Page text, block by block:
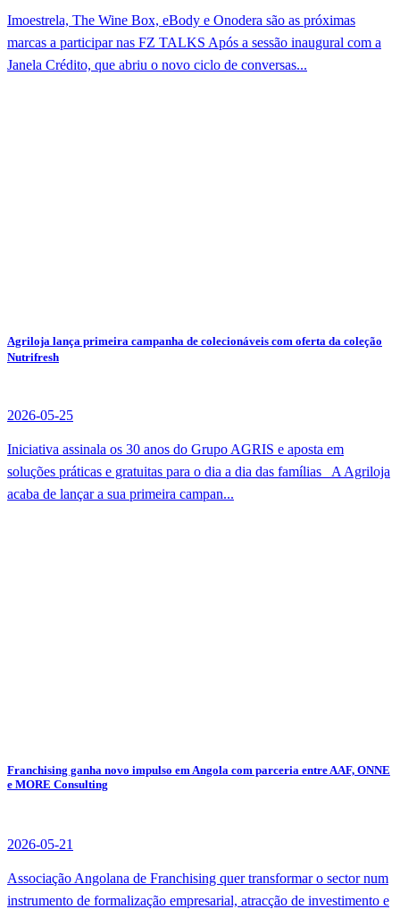
Imoestrela, The Wine Box, eBody e Onodera são as próximas
marcas a participar nas FZ TALKS Após a sessão inaugural com a
Janela Crédito, que abriu o novo ciclo de conversas...
Agriloja lança primeira campanha de colecionáveis com oferta da coleção
Nutrifresh
2026-05-25
Iniciativa assinala os 30 anos do Grupo AGRIS e aposta em
soluções práticas e gratuitas para o dia a dia das famílias A Agriloja
acaba de lançar a sua primeira campan...
Franchising ganha novo impulso em Angola com parceria entre AAF, ONNE
e MORE Consulting
2026-05-21
Associação Angolana de Franchising quer transformar o sector num
instrumento de formalização empresarial, atracção de investimento e